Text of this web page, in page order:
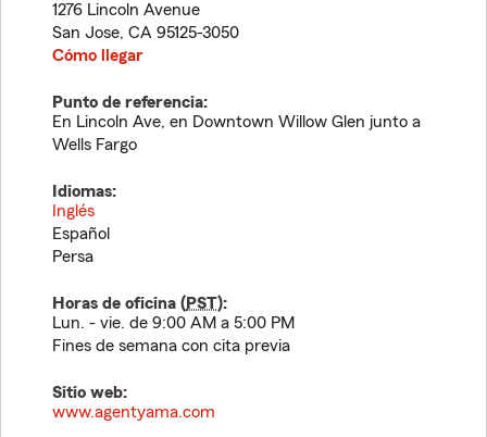
1276 Lincoln Avenue
San Jose, CA 95125-3050
Cómo llegar
Punto de referencia:
En Lincoln Ave, en Downtown Willow Glen junto a
Wells Fargo
Idiomas:
Inglés
Español
Persa
Horas de oficina (PST):
Lun. - vie. de 9:00 AM a 5:00 PM
Fines de semana con cita previa
Sitio web:
www.agentyama.com